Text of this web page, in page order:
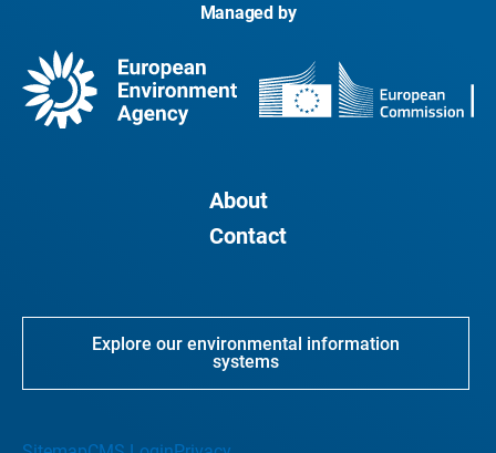
Managed by
About
Contact
Explore our environmental information
systems